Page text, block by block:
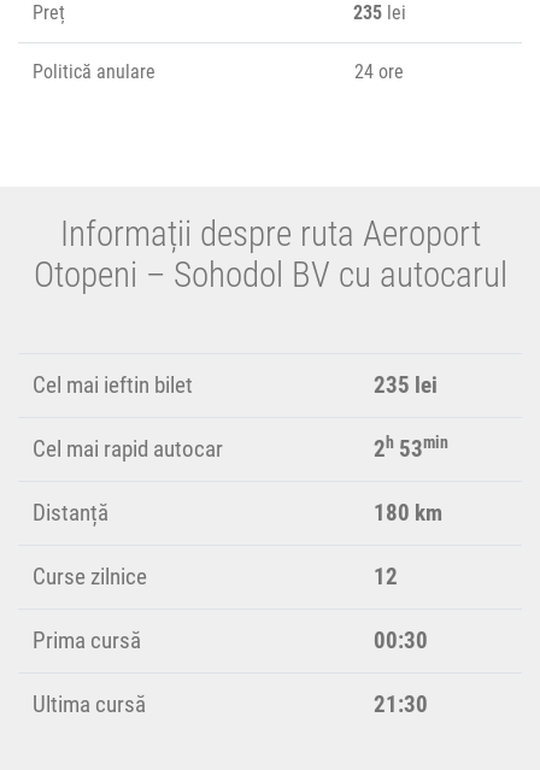
Preț 235lei
Politică anulare 24 ore
Informații despre ruta Aeroport
Otopeni – Sohodol BV cu autocarul
Cel mai ieftin bilet 235 lei
Cel mai rapid autocar 2h 53min
Distanță 180 km
Curse zilnice 12
Prima cursă 00:30
Ultima cursă 21:30